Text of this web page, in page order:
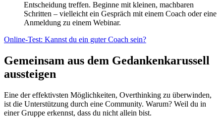
Entscheidung treffen. Beginne mit kleinen, machbaren
Schritten – vielleicht ein Gespräch mit einem Coach oder eine
Anmeldung zu einem Webinar.
Online-Test: Kannst du ein guter Coach sein?
Gemeinsam aus dem Gedankenkarussell
aussteigen
Eine der effektivsten Möglichkeiten, Overthinking zu überwinden,
ist die Unterstützung durch eine Community. Warum? Weil du in
einer Gruppe erkennst, dass du nicht allein bist.